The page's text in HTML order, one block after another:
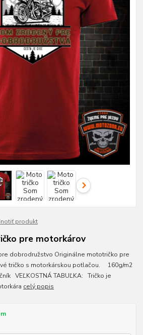
produkt
pre motorkárov
dobrodružstvo Originálne mototričko pre
tričko s motorkárskou potlačou. 160g/m2
VEĽKOSTNÁ TABUĽKA: Tričko je
celý popis